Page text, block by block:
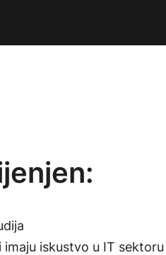
iskustvo u IT sektoru